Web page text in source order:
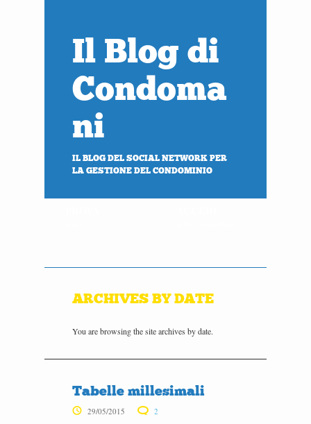
Il Blog di
Condoma
ni
IL BLOG DEL SOCIAL NETWORK PER
LA GESTIONE DEL CONDOMINIO
ARCHIVES BY DATE
You are browsing the site archives by date.
Tabelle millesimali
29/05/2015 2